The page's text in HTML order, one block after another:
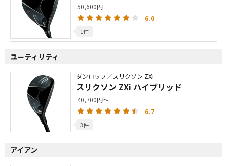
50,600円
6.0
1件
ユーティリティ
ダンロップ／スリクソン ZXi
スリクソン ZXi ハイブリッド
40,700円～
6.7
3件
アイアン